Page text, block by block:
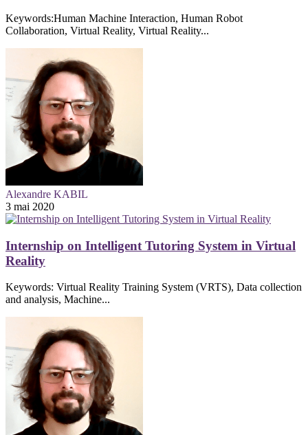
Keywords:Human Machine Interaction, Human Robot
Collaboration, Virtual Reality, Virtual Reality...
Alexandre KABIL
3 mai 2020
Internship on Intelligent Tutoring System in Virtual
Reality
Keywords: Virtual Reality Training System (VRTS), Data collection
and analysis, Machine...